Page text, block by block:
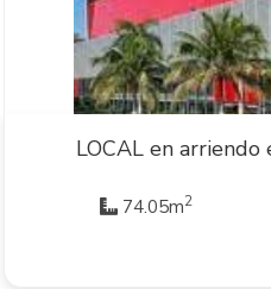
LOCAL en
74.05m2